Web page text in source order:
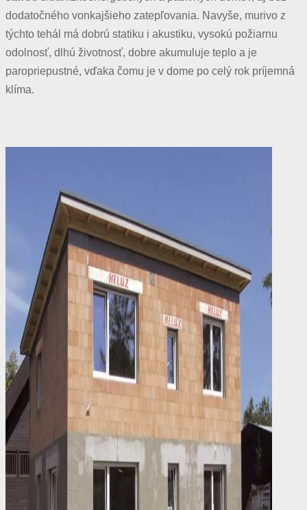
dodatočného vonkajšieho zatepľovania. Navyše, murivo z
týchto tehál má dobrú statiku i akustiku, vysokú požiarnu
odolnosť, dlhú životnosť, dobre akumuluje teplo a je
paropriepustné, vďaka čomu je v dome po celý rok príjemná
klíma.